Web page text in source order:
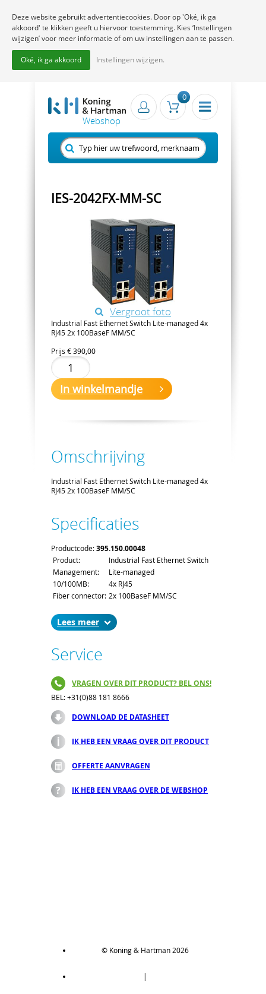
0
IES-2042FX-MM-SC
Vergroot foto
Industrial Fast Ethernet Switch Lite-managed 4x
RJ45 2x 100BaseF MM/SC
Prijs € 390,00
In winkelmandje
Omschrijving
Industrial Fast Ethernet Switch Lite-managed 4x
RJ45 2x 100BaseF MM/SC
Specificaties
Productcode:395.150.00048
Product:
Industrial Fast Ethernet Switch
Management:
Lite-managed
10/100MB:
4x RJ45
Fiber connector: 2x 100BaseF MM/SC
Lees
Service
VRAGEN OVER DIT PRODUCT? BEL ONS!
BEL: +31(0)88 181 8666
DOWNLOAD DE DATASHEET
IK HEB EEN VRAAG OVER DIT PRODUCT
OFFERTE AANVRAGEN
IK HEB EEN VRAAG OVER DE WEBSHOP
© Koning & Hartman 2026
|
Deze website gebruikt advertentiecookies. Door op 'Oké, ik ga
akkoord' te klikken geeft u hiervoor toestemming. Kies ‘Instellingen
wijzigen’ voor meer informatie of om uw instellingen aan te passen.
Oké, ik ga akkoord Instellingen wijzigen.